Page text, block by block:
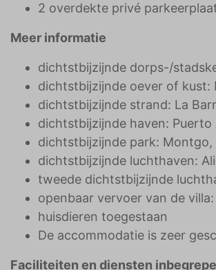
2 overdekte privé
Meer informatie
dichtstbijzijnde dorps-/
dichtstbijzijnde oever of kust:
dichtstbijzijnde strand: La
dichtstbijzijnde haven: Puerto
dichtstbijzijnde park: Montgo,
dichtstbijzijnde luchthaven:
tweede dichtstbijzijnde
openbaar vervoer van de
huisdieren toegestaan
De accommodatie is zeer
Faciliteiten en diensten